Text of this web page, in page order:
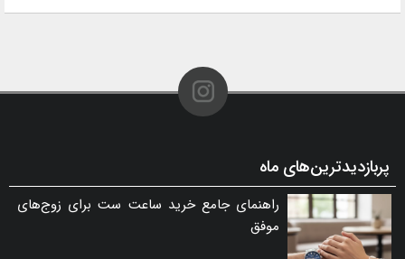
پربازدیدترین‌های ماه
راهنمای جامع خرید ساعت ست برای زوج‌های
موفق